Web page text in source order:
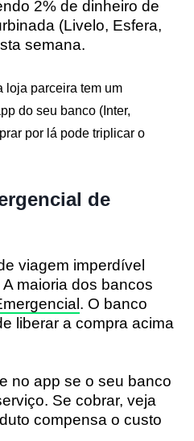
2% de dinheiro de
(Livelo, Esfera,
semana.
loja parceira tem um
do seu banco (Inter,
por lá pode triplicar o
de
viagem imperdível
maioria dos bancos
. O banco
liberar a compra acima
no app se o seu banco
Se cobrar, veja
compensa o custo